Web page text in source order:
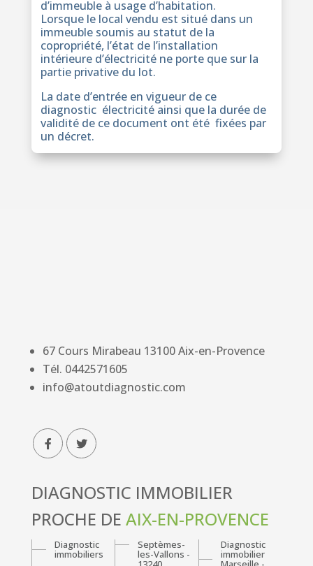
d’immeuble à usage d’habitation.
Lorsque le local vendu est situé dans un
immeuble soumis au statut de la
copropriété, l’état de l’installation
intérieure d’électricité ne porte que sur la
partie privative du lot.
La date d’entrée en vigueur de ce
diagnostic électricité ainsi que la durée de
validité de ce document ont été fixées par
un décret.
67 Cours Mirabeau 13100Aix-en-Provence
Tél. 0442571605
info@atoutdiagnostic.com
DIAGNOSTIC IMMOBILIER
PROCHE DE AIX-EN-PROVENCE
Diagnostic
immobiliers
Septèmes-
les-Vallons -
Diagnostic
immobilier